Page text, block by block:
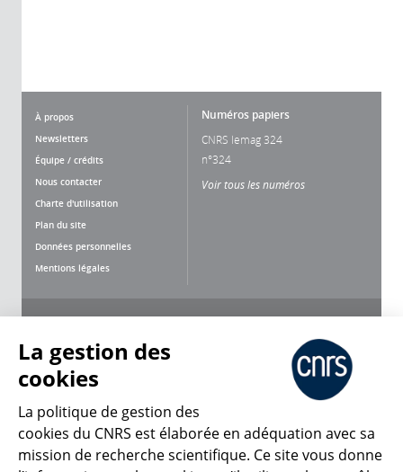
À propos
Newsletters
Équipe / crédits
Nous contacter
Charte d'utilisation
Plan du site
Données personnelles
Mentions légales
Numéros papiers
CNRS lemag 324
n°324
Voir tous les numéros
CNRS Le Mag
La gestion des
cookies
La politique de gestion des
cookies du CNRS est élaborée en adéquation avec sa
mission de recherche scientifique. Ce site vous donne